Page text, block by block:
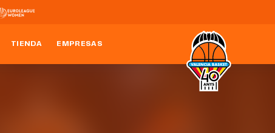
TIENDA EMPRESAS